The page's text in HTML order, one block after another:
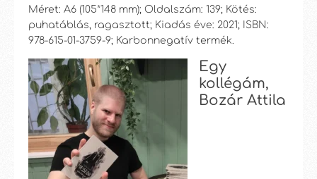
Méret: A6 (105*148 mm); Oldalszám: 139; Kötés:
puhatáblás, ragasztott; Kiadás éve: 2021; ISBN:
978-615-01-3759-9; Karbonnegatív termék.
Egy
kollégám,
Bozár Attila